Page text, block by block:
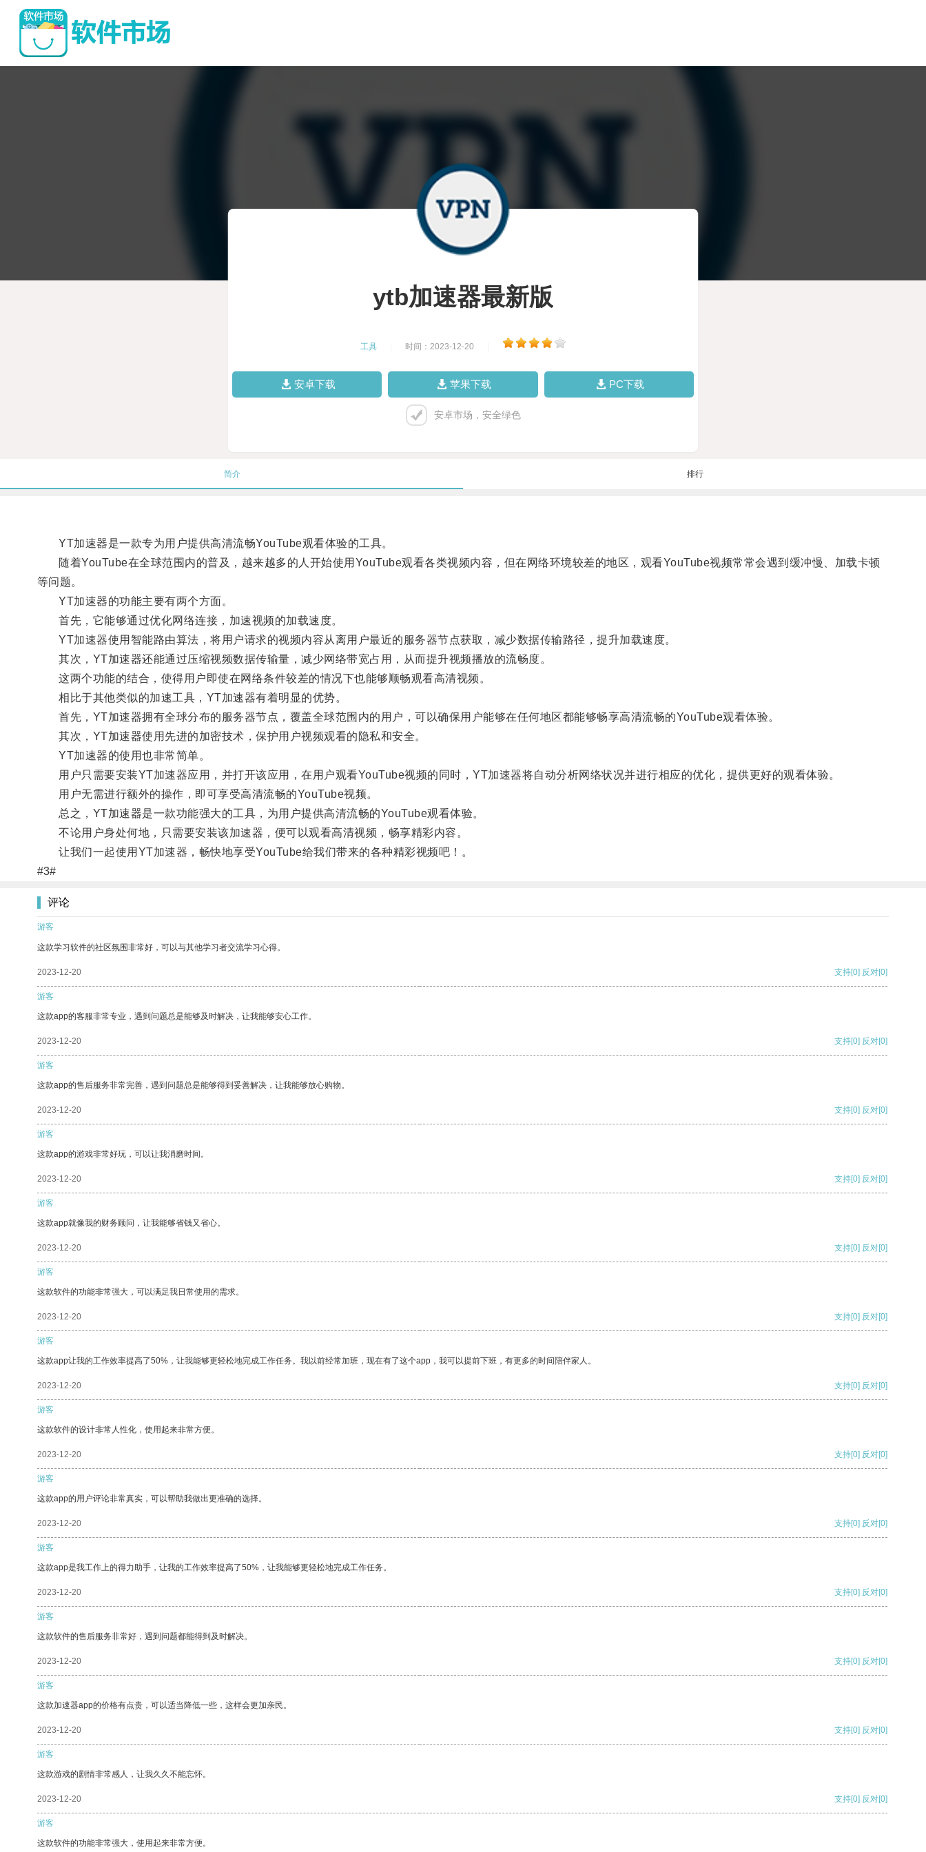
ytb加速器最新版
工具 时间：2023-12-20
安卓下载 苹果下载 PC下载
安卓市场，安全绿色
简介 排行
YT加速器是一款专为用户提供高清流畅YouTube观看体验的工具。
随着YouTube在全球范围内的普及，越来越多的人开始使用YouTube观看各类视频内容，但在网络环境较差的地区，观看YouTube视频常常会遇到缓冲慢、加载卡顿
等问题。
YT加速器的功能主要有两个方面。
首先，它能够通过优化网络连接，加速视频的加载速度。
YT加速器使用智能路由算法，将用户请求的视频内容从离用户最近的服务器节点获取，减少数据传输路径，提升加载速度。
其次，YT加速器还能通过压缩视频数据传输量，减少网络带宽占用，从而提升视频播放的流畅度。
这两个功能的结合，使得用户即使在网络条件较差的情况下也能够顺畅观看高清视频。
相比于其他类似的加速工具，YT加速器有着明显的优势。
首先，YT加速器拥有全球分布的服务器节点，覆盖全球范围内的用户，可以确保用户能够在任何地区都能够畅享高清流畅的YouTube观看体验。
其次，YT加速器使用先进的加密技术，保护用户视频观看的隐私和安全。
YT加速器的使用也非常简单。
用户只需要安装YT加速器应用，并打开该应用，在用户观看YouTube视频的同时，YT加速器将自动分析网络状况并进行相应的优化，提供更好的观看体验。
用户无需进行额外的操作，即可享受高清流畅的YouTube视频。
总之，YT加速器是一款功能强大的工具，为用户提供高清流畅的YouTube观看体验。
不论用户身处何地，只需要安装该加速器，便可以观看高清视频，畅享精彩内容。
让我们一起使用YT加速器，畅快地享受YouTube给我们带来的各种精彩视频吧！。
#3#
评论
游客
这款学习软件的社区氛围非常好，可以与其他学习者交流学习心得。
2023-12-20 支持[0] 反对[0]
游客
这款app的客服非常专业，遇到问题总是能够及时解决，让我能够安心工作。
2023-12-20 支持[0] 反对[0]
游客
这款app的售后服务非常完善，遇到问题总是能够得到妥善解决，让我能够放心购物。
2023-12-20 支持[0] 反对[0]
游客
这款app的游戏非常好玩，可以让我消磨时间。
2023-12-20 支持[0] 反对[0]
游客
这款app就像我的财务顾问，让我能够省钱又省心。
2023-12-20 支持[0] 反对[0]
游客
这款软件的功能非常强大，可以满足我日常使用的需求。
2023-12-20 支持[0] 反对[0]
游客
这款app让我的工作效率提高了50%，让我能够更轻松地完成工作任务。我以前经常加班，现在有了这个app，我可以提前下班，有更多的时间陪伴家人。
2023-12-20 支持[0] 反对[0]
游客
这款软件的设计非常人性化，使用起来非常方便。
2023-12-20 支持[0] 反对[0]
游客
这款app的用户评论非常真实，可以帮助我做出更准确的选择。
2023-12-20 支持[0] 反对[0]
游客
这款app是我工作上的得力助手，让我的工作效率提高了50%，让我能够更轻松地完成工作任务。
2023-12-20 支持[0] 反对[0]
游客
这款软件的售后服务非常好，遇到问题都能得到及时解决。
2023-12-20 支持[0] 反对[0]
游客
这款加速器app的价格有点贵，可以适当降低一些，这样会更加亲民。
2023-12-20 支持[0] 反对[0]
游客
这款游戏的剧情非常感人，让我久久不能忘怀。
2023-12-20 支持[0] 反对[0]
游客
这款软件的功能非常强大，使用起来非常方便。